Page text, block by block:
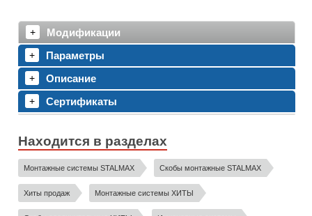
Модификации
Параметры
Описание
Сертификаты
Находится в разделах
Монтажные системы STALMAX Скобы монтажные STALMAX
Хиты продаж Монтажные системы ХИТЫ